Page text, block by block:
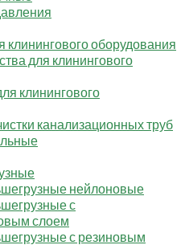
клинингового оборудования
для клинингового
клинингового
канализационных труб
нейлоновые
с
слоем
с резиновым